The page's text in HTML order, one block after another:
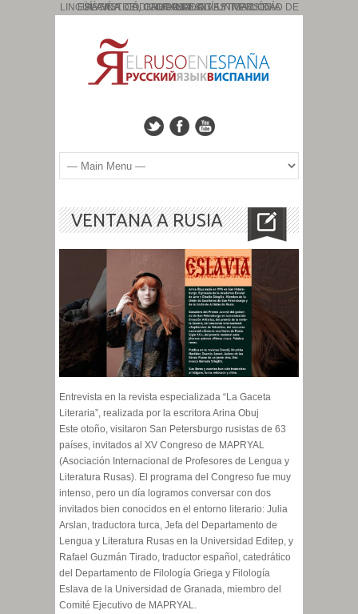
PÁGINA DEL GRUPO DE INVESTIGACIÓN: ESLAVÍSTICA, CAUCASOLOGÍA Y TIPOLOGÍA LINGÜÍSTICA. CÓDIGO: HUM: 827. UNIVERSIDAD DE GRANADA
VENTANA A RUSIA
Entrevista en la revista especializada “La Gaceta
Literaria”, realizada por la escritora Arina Obuj
Este otoño, visitaron San Petersburgo rusistas de 63
países, invitados al XV Congreso de MAPRYAL
(Asociación Internacional de Profesores de Lengua y
Literatura Rusas). El programa del Congreso fue muy
intenso, pero un día logramos conversar con dos
invitados bien conocidos en el entorno literario: Julia
Arslan, traductora turca, Jefa del Departamento de
Lengua y Literatura Rusas en la Universidad Editep, y
Rafael Guzmán Tirado, traductor español, catedrático
del Departamento de Filología Griega y Filología
Eslava de la Universidad de Granada, miembro del
Comité Ejecutivo de MAPRYAL.